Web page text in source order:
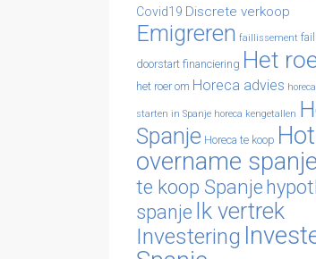
Covid19 Discrete verkoop
Emigreren faillissement
doorstart financiering Het
het roer om Horeca advies
starten in Spanje horeca kengetallen
Spanje Horeca te koop
overname spanje
te koop Spanje
spanje Ik vertrek
Investering